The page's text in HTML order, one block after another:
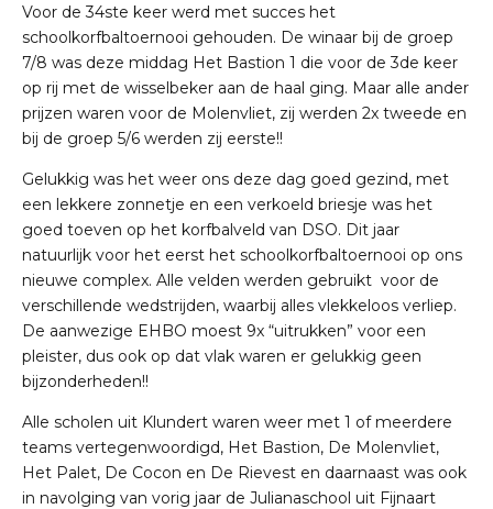
Voor de 34ste keer werd met succes het
schoolkorfbaltoernooi gehouden. De winaar bij de groep
7/8 was deze middag Het Bastion 1 die voor de 3de keer
op rij met de wisselbeker aan de haal ging. Maar alle ander
prijzen waren voor de Molenvliet, zij werden 2x tweede en
bij de groep 5/6 werden zij eerste!!
Gelukkig was het weer ons deze dag goed gezind, met
een lekkere zonnetje en een verkoeld briesje was het
goed toeven op het korfbalveld van DSO. Dit jaar
natuurlijk voor het eerst het schoolkorfbaltoernooi op ons
nieuwe complex. Alle velden werden gebruikt voor de
verschillende wedstrijden, waarbij alles vlekkeloos verliep.
De aanwezige EHBO moest 9x “uitrukken” voor een
pleister, dus ook op dat vlak waren er gelukkig geen
bijzonderheden!!
Alle scholen uit Klundert waren weer met 1 of meerdere
teams vertegenwoordigd, Het Bastion, De Molenvliet,
Het Palet, De Cocon en De Rievest en daarnaast was ook
in navolging van vorig jaar de Julianaschool uit Fijnaart